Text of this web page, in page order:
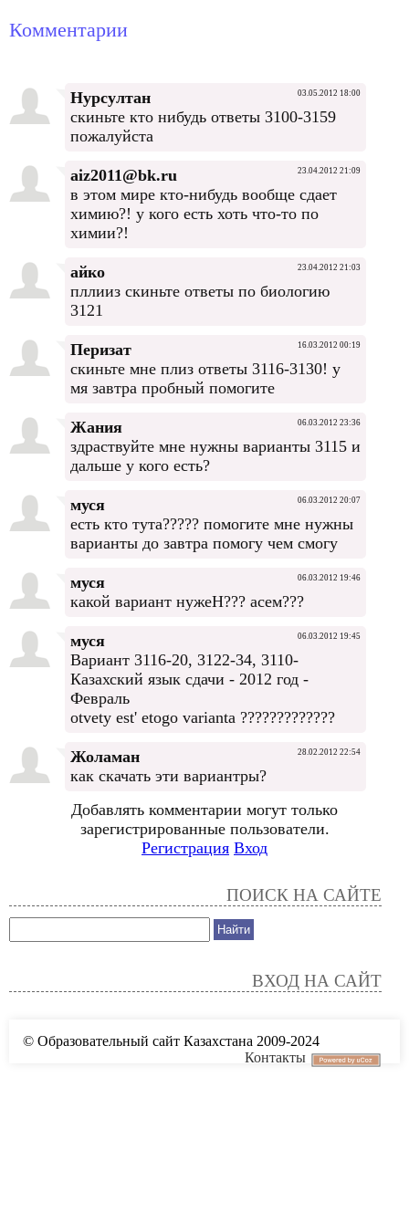
Комментарии
Нурсултан 03.05.2012 18:00
скиньте кто нибудь ответы 3100-3159
пожалуйста
aiz2011@bk.ru 23.04.2012 21:09
в этом мире кто-нибудь вообще сдает
химию?! у кого есть хоть что-то по
химии?!
айко 23.04.2012 21:03
пллииз скиньте ответы по биологию
3121
Перизат 16.03.2012 00:19
скиньте мне плиз ответы 3116-3130! у
мя завтра пробный помогите
Жания 06.03.2012 23:36
здраствуйте мне нужны варианты 3115 и
дальше у кого есть?
муся 06.03.2012 20:07
есть кто тута????? помогите мне нужны
варианты до завтра помогу чем смогу
муся 06.03.2012 19:46
какой вариант нужеН??? асем???
муся 06.03.2012 19:45
Вариант 3116-20, 3122-34, 3110-
Казахский язык сдачи - 2012 год -
Февраль
otvety est' etogo varianta ?????????????
Жоламан 28.02.2012 22:54
как скачать эти вариантры?
Добавлять комментарии могут только
зарегистрированные пользователи.
Регистрация Вход
ПОИСК НА САЙТЕ
ВХОД НА САЙТ
© Образовательный сайт Казахстана 2009-2024
Контакты